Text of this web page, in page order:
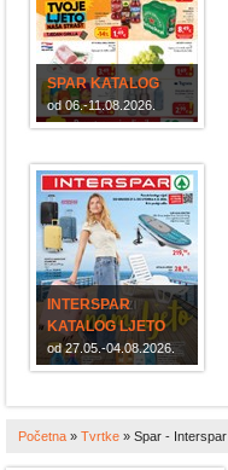
SPAR KATALOG
od 06.-11.08.2026.
INTERSPAR
KATALOG LJETO
od 27.05.-04.08.2026.
Početna » Tvrtke » Spar - Interspar